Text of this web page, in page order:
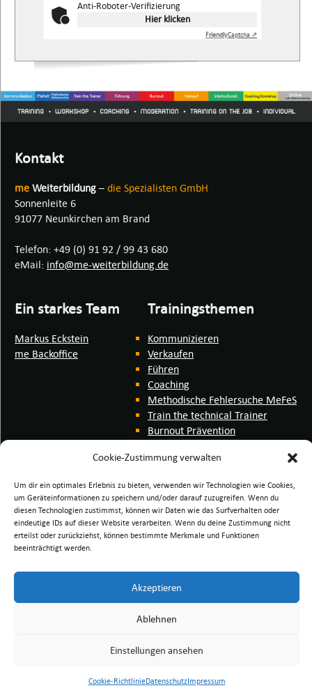
Cookie-Zustimmung verwalten
Um dir ein optimales Erlebnis zu bieten, verwenden wir Technologien wie Cookies,
um Geräteinformationen zu speichern und/oder darauf zuzugreifen. Wenn du
diesen Technologien zustimmst, können wir Daten wie das Surfverhalten oder
eindeutige IDs auf dieser Website verarbeiten. Wenn du deine Zustimmung nicht
erteilst oder zurückziehst, können bestimmte Merkmale und Funktionen
beeinträchtigt werden.
Akzeptieren
Ablehnen
Einstellungen ansehen
Cookie-RichtlinieDatenschutzImpressum
Anti-Roboter-Verifizierung
Hier klicken
FriendlyCaptcha ⇗
Kontakt
me Weiterbildung – die Spezialisten GmbH
Sonnenleite 6
91077 Neunkirchen am Brand
Telefon: +49 (0) 91 92 / 99 43 680
eMail: info@me-weiterbildung.de
Ein starkes Team
Markus Eckstein
me Backoffice
Trainingsthemen
Kommunizieren
Verkaufen
Führen
Coaching
Methodische Fehlersuche MeFeS
Train the technical Trainer
Burnout Prävention
Hybrides Trainieren
me wdl video forum
me Trainingssystem